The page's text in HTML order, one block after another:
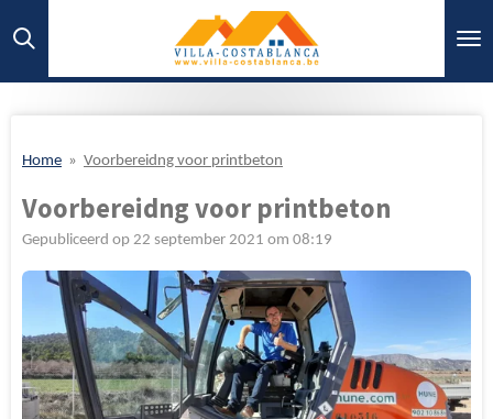
direct
Home » Voorbereidng voor printbeton
Voorbereidng voor printbeton
Gepubliceerd op 22 september 2021 om 08:19